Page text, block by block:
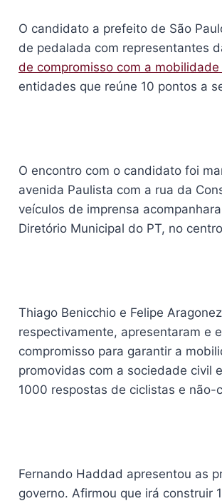
O candidato a prefeito de São
de pedalada com representantes
de compromisso com a mobilidade
entidades que reúne 10 pontos a
O encontro com o candidato foi
avenida Paulista com a rua da
veículos de imprensa
Diretório Municipal do PT, no
Thiago Benicchio e Felipe
respectivamente, apresentaram e
compromisso para garantir a
promovidas com a sociedade civil
1000 respostas de ciclistas e não-
Fernando Haddad apresentou as
governo. Afirmou que irá construir